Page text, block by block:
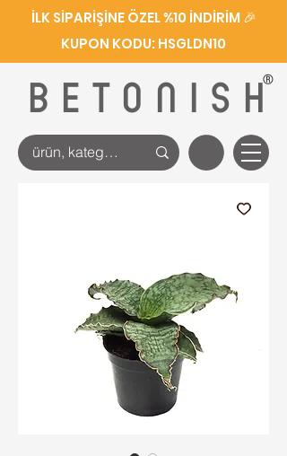
BETONISH
®
İLK SİPARİŞİNE ÖZEL %10 İNDİRİM 🎉
KUPON KODU: HSGLDN10